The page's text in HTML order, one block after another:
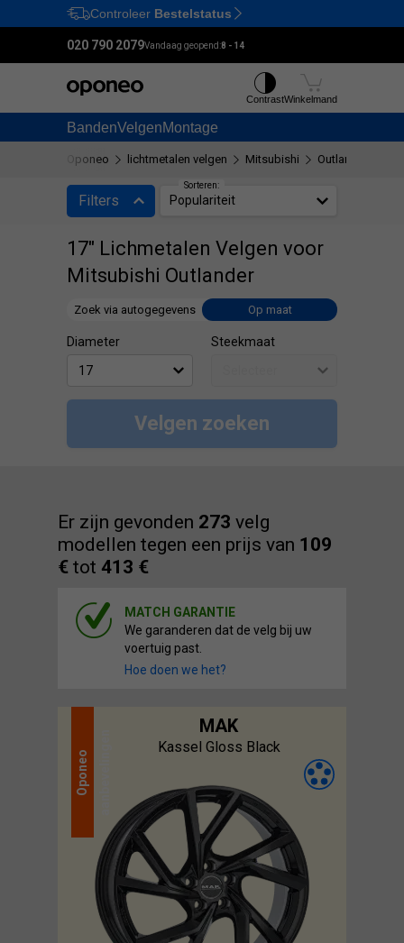
Ctrl M
Controleer Bestelstatus
020 790 2079Vandaag geopend:8 - 14
BandenVelgenMontage
ContrastWinkelmand
Oponeo lichtmetalen velgen Mitsubishi Outlander
Filters
17" Lichmetalen Velgen voor
Mitsubishi Outlander
Zoek via autogegevens Op maat
Diameter Steekmaat
Velgen zoeken
Er zijn gevonden 273 velg
modellen tegen een prijs van 109
€ tot 413 €
Sorteren:
Populariteit
MATCH GARANTIE
We garanderen dat de velg bij uw
voertuig past.
Hoe doen we het?
MAK
Kassel Gloss Black
Oponeo